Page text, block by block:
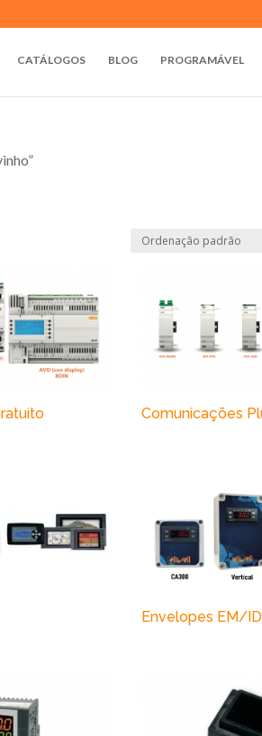
CATÁLOGOS BLOG PROGRAMÁVEL
Comunicações
Envelopes EM/